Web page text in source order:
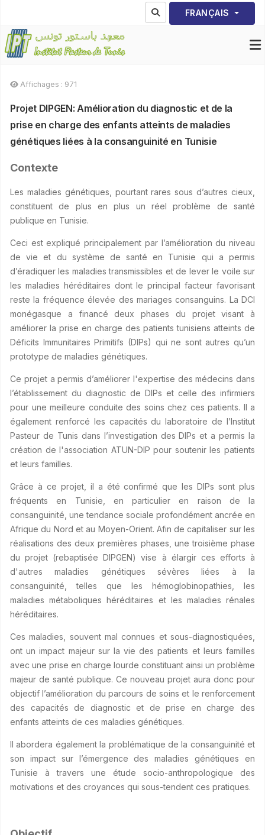
Sélectionnez votre
FRANÇAIS
Affichages : 971
Projet DIPGEN: Amélioration du diagnostic et de la
prise en charge des enfants atteints de maladies
génétiques liées à la consanguinité en Tunisie
Contexte
Les maladies génétiques, pourtant rares sous d’autres cieux,
constituent de plus en plus un réel problème de santé
publique en Tunisie.
Ceci est expliqué principalement par l’amélioration du niveau
de vie et du système de santé en Tunisie qui a permis
d’éradiquer les maladies transmissibles et de lever le voile sur
les maladies héréditaires dont le principal facteur favorisant
reste la fréquence élevée des mariages consanguins. La DCI
monégasque a financé deux phases du projet visant à
améliorer la prise en charge des patients tunisiens atteints de
Déficits Immunitaires Primitifs (DIPs) qui ne sont autres qu’un
prototype de maladies génétiques.
Ce projet a permis d’améliorer l'expertise des médecins dans
l’établissement du diagnostic de DIPs et celle des infirmiers
pour une meilleure conduite des soins chez ces patients. Il a
également renforcé les capacités du laboratoire de l’Institut
Pasteur de Tunis dans l’investigation des DIPs et a permis la
création de l'association ATUN-DIP pour soutenir les patients
et leurs familles.
Grâce à ce projet, il a été confirmé que les DIPs sont plus
fréquents en Tunisie, en particulier en raison de la
consanguinité, une tendance sociale profondément ancrée en
Afrique du Nord et au Moyen-Orient. Afin de capitaliser sur les
réalisations des deux premières phases, une troisième phase
du projet (rebaptisée DIPGEN) vise à élargir ces efforts à
d'autres maladies génétiques sévères liées à la
consanguinité, telles que les hémoglobinopathies, les
maladies métaboliques héréditaires et les maladies rénales
héréditaires.
Ces maladies, souvent mal connues et sous-diagnostiquées,
ont un impact majeur sur la vie des patients et leurs familles
avec une prise en charge lourde constituant ainsi un problème
majeur de santé publique. Ce nouveau projet aura donc pour
objectif l’amélioration du parcours de soins et le renforcement
des capacités de diagnostic et de prise en charge des
enfants atteints de ces maladies génétiques.
Il abordera également la problématique de la consanguinité et
son impact sur l’émergence des maladies génétiques en
Tunisie à travers une étude socio-anthropologique des
motivations et des croyances qui sous-tendent ces pratiques.